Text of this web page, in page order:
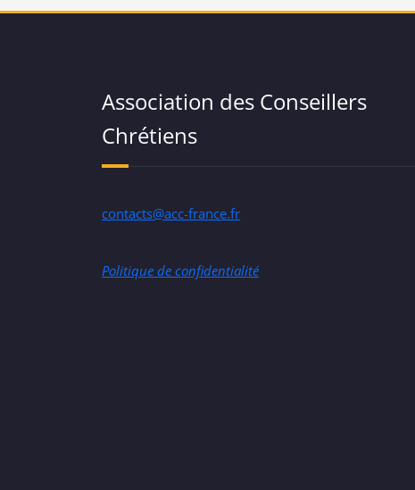
Association des Conseillers
Chrétiens
contacts@acc-france.fr
Politique de confidentialité